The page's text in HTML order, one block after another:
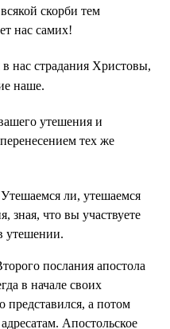
скорби тем
нас самих!
нас страдания Христовы,
наше.
утешения и
тех же
ли, утешаемся
зная, что вы участвуете
утешении.
послания апостола
в начале своих
представился, а потом
Апостольское